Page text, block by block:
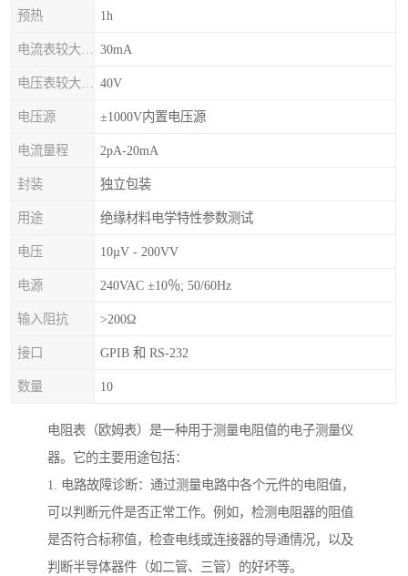
预热 1h
30mA
40V
电压源 ±1000V内置电压源
电流量程 2pA-20mA
封装 独立包装
用途 绝缘材料电学特性参数测试
电压 10µV - 200VV
电源 240VAC ±10％; 50/60Hz
输入阻抗 >200Ω
接口 GPIB 和 RS-232
数量 10
电阻表（欧姆表）是一种用于测量电阻值的电子测量仪
器。它的主要用途包括：
1. 电路故障诊断：通过测量电路中各个元件的电阻值，
可以判断元件是否正常工作。例如，检测电阻器的阻值
是否符合标称值，检查电线或连接器的导通情况，以及
判断半导体器件（如二管、三管）的好坏等。